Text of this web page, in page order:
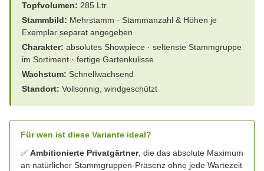
Topfvolumen: 285 Ltr.
Stammbild: Mehrstamm · Stammanzahl & Höhen je
Exemplar separat angegeben
Charakter: absolutes Showpiece · seltenste Stammgruppe
im Sortiment · fertige Gartenkulisse
Wachstum: Schnellwachsend
Standort: Vollsonnig, windgeschützt
Für wen ist diese Variante ideal?
✅ Ambitionierte Privatgärtner, die das absolute Maximum
an natürlicher Stammgruppen-Präsenz ohne jede Wartezeit